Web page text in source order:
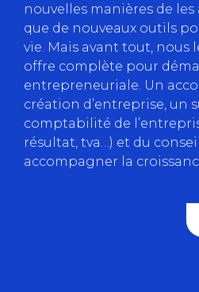
nouvelles manières de
que de nouveaux outils
vie. Mais avant tout, nous
offre complète pour
entrepreneuriale. Un
création d’entreprise, un
comptabilité de
résultat, tva…) et du
accompagner la